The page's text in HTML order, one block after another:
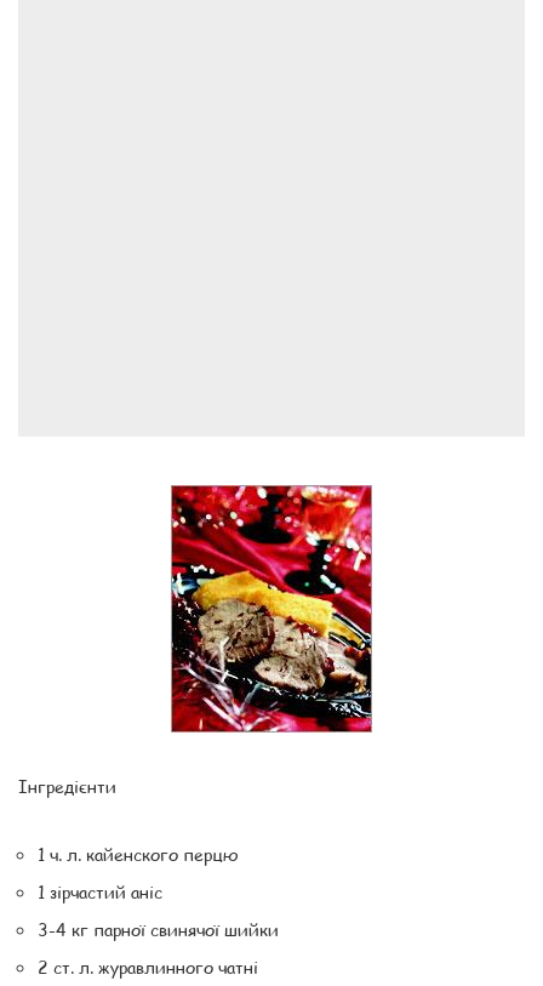
Інгредієнти
1 ч. л. кайенского перцю
1 зірчастий аніс
3-4 кг парної свинячої шийки
2 ст. л. журавлинного чатні